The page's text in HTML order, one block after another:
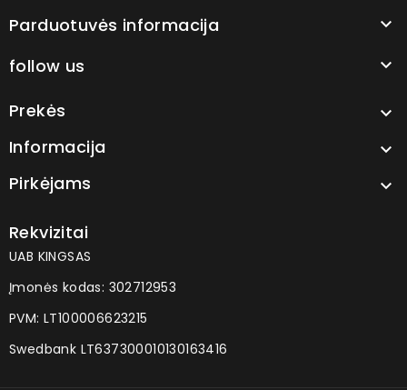
Parduotuvės informacija 
follow us 
Prekės 
Informacija 
Pirkėjams 
Rekvizitai
UAB KINGSAS
Įmonės kodas: 302712953
PVM: LT100006623215
Swedbank LT637300010130163416